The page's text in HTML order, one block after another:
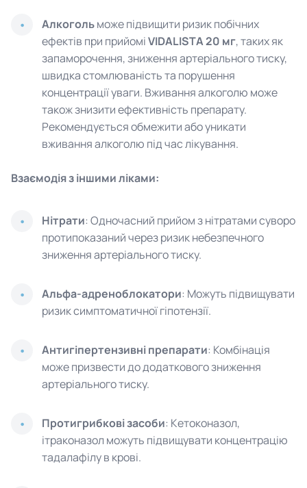
Алкогольможе підвищити ризик побічних
ефектів при прийоміVIDALISTA 20 мг, таких як
запаморочення, зниження артеріального тиску,
швидка стомлюваність та порушення
концентрації уваги. Вживання алкоголю може
також знизити ефективність препарату.
Рекомендується обмежити або уникати
вживання алкоголю під час лікування.
Взаємодія з іншими ліками:
Нітрати: Одночасний прийом з нітратами суворо
протипоказаний через ризик небезпечного
зниження артеріального тиску.
Альфа-адреноблокатори: Можуть підвищувати
ризик симптоматичної гіпотензії.
Антигіпертензивні препарати: Комбінація
може призвести до додаткового зниження
артеріального тиску.
Протигрибкові засоби: Кетоконазол,
ітраконазол можуть підвищувати концентрацію
тадалафілу в крові.